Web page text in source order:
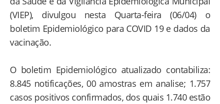
(VIEP), divulgou nesta Quarta-feira (06/04) o
boletim Epidemiológico para COVID 19 e dados da
vacinação.
O boletim Epidemiológico atualizado contabiliza:
8.845 notificações, 00 amostras em analise; 1.757
casos positivos confirmados, dos quais 1.740 estão